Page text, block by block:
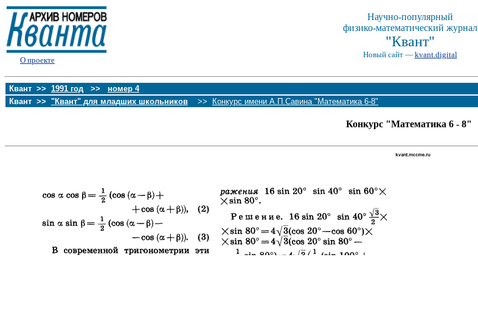
О проекте
Научно-популярный
физико-математический журнал
"Квант"
Новый сайт — kvant.digital
Квант >> 1991 год >> номер 4
Квант >> "Квант" для младших школьников >> Конкурс имени А.П.Савина "Математика 6-8"
Конкурс "Математика 6 - 8"